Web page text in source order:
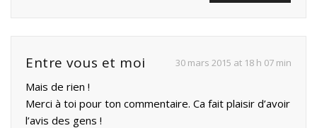
Entre vous et moi 30 mars 2015 at 18 h 07 min
Mais de rien !
Merci à toi pour ton commentaire. Ca fait plaisir d’avoir
l’avis des gens !